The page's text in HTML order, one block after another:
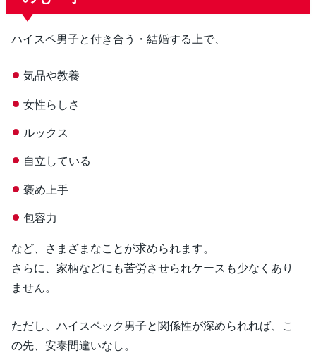
ハイスペ男子と付き合う・結婚する上で、
気品や教養
女性らしさ
ルックス
自立している
褒め上手
包容力
など、さまざまなことが求められます。
さらに、家柄などにも苦労させられケースも少なくあり
ません。
ただし、ハイスペック男子と関係性が深められれば、こ
の先、安泰間違いなし。